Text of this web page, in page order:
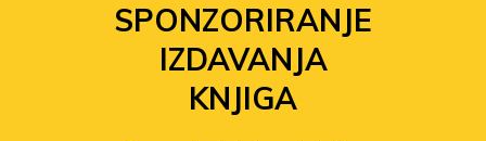
SPONZORIRANJE
IZDAVANJA
KNJIGA